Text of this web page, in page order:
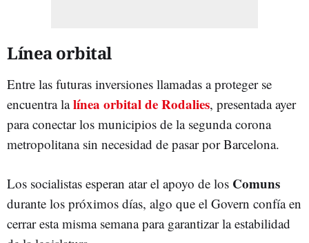
Línea orbital
Entre las futuras inversiones llamadas a proteger se
encuentra lalínea orbital de Rodalies, presentada ayer
para conectar los municipios de la segunda corona
metropolitana sin necesidad de pasar por Barcelona.
Los socialistas esperan atar el apoyo de los Comuns
durante los próximos días, algo que el Govern confía en
cerrar esta misma semana para garantizar la estabilidad